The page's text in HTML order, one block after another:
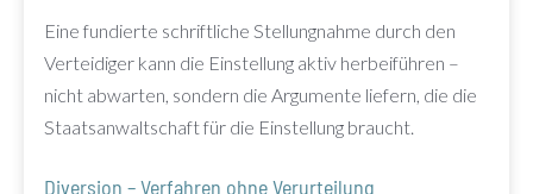
Eine fundierte schriftliche Stellungnahme durch den
Verteidiger kann die Einstellung aktiv herbeiführen –
nicht abwarten, sondern die Argumente liefern, die die
Staatsanwaltschaft für die Einstellung braucht.
Diversion – Verfahren ohne Verurteilung